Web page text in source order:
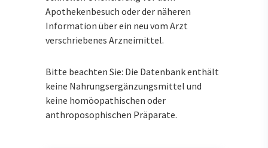
Apothekenbesuch oder der näheren
Information über ein neu vom Arzt
verschriebenes Arzneimittel.
Bitte beachten Sie: Die Datenbank enthält
keine Nahrungsergänzungsmittel und
keine homöopathischen oder
anthroposophischen Präparate.